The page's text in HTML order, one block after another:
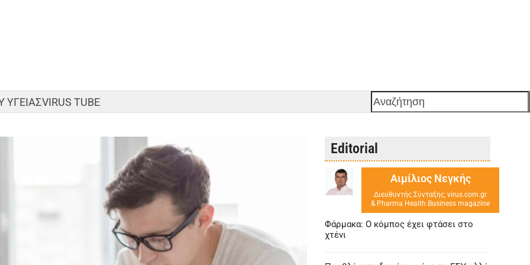
ΥΓΕΙΑΣVIRUS TUBE Αναζήτηση
Editorial
Αιμίλιος Νεγκής
Διευθυντής Σύνταξης, virus.com.gr
& Pharma Health Business magazine
Φάρμακα: Ο κόμπος έχει φτάσει στο
χτένι